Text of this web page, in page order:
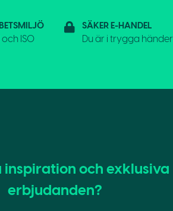
ISO
SÄKER E-HANDEL
Du är i trygga händer
inspiration och exklusiva
erbjudanden?